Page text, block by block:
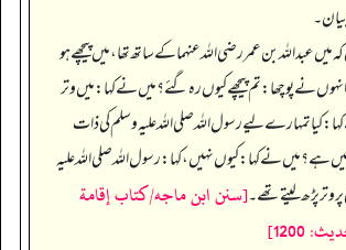
میں عبداللہ بن عمر رضی اللہ عنہما کے ساتھ تھا، میں پیچھے ہو
انہوں نے پوچھا: تم پیچھے کیوں رہ گئے؟ میں نے کہا: میں وتر
کیا تمہارے لیے رسول اللہ صلی اللہ علیہ وسلم کی ذات
ہے؟ میں نے کہا: کیوں نہیں، کہا: رسول اللہ صلی اللہ علیہ
پڑھ لیتے تھے۔[سنن ابن ماجه/كتاب إقامة
1200]